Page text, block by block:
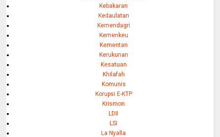
Kebakaran
Kedaulatan
Kemendagri
Kemenkeu
Kementan
Kerukunan
Kesatuan
Khilafah
Komunis
Korupsi E-KTP
Krismon
LDII
LSI
La Nyalla